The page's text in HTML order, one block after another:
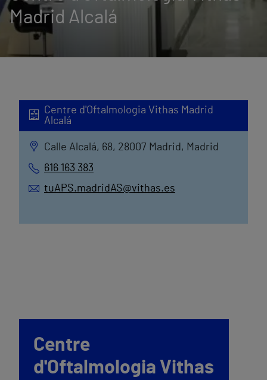
Madrid Alcalá
Centre d'Oftalmologia Vithas Madrid
Alcalá
Calle Alcalá, 68, 28007 Madrid, Madrid
616 163 383
tuAPS.madridAS@vithas.es
Centre
d'Oftalmologia Vithas